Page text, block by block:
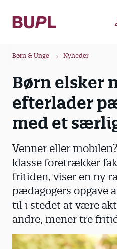
Børn & Unge Nyheder
Børn elsker
efterlader
med et
Venner eller
klasse foretrækker
fritiden, viser en ny
pædagogers opgave
til i stedet at være
andre, mener tre